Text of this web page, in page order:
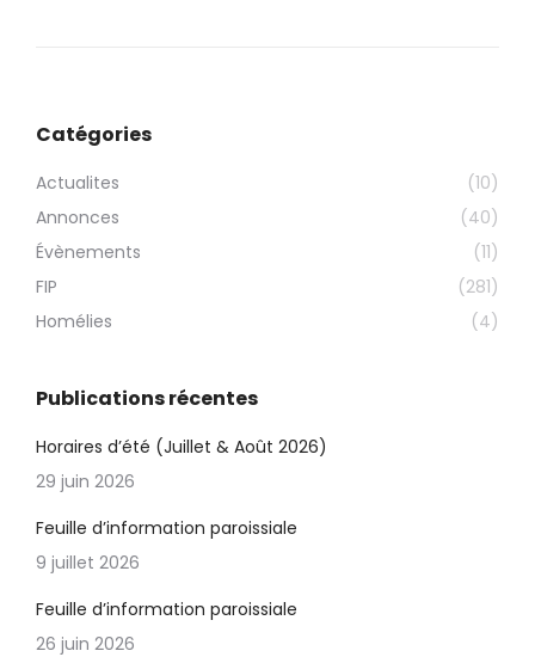
Catégories
Actualites
(10)
Annonces
(40)
Évènements
(11)
FIP
(281)
Homélies
(4)
Publications récentes
Horaires d’été (Juillet & Août 2026)
29 juin 2026
Feuille d’information paroissiale
9 juillet 2026
Feuille d’information paroissiale
26 juin 2026